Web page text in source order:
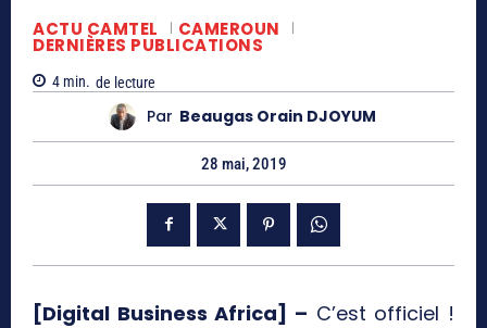
ACTU CAMTEL CAMEROUN
DERNIÈRES PUBLICATIONS
4 min. de lecture
Par Beaugas Orain DJOYUM
28 mai, 2019
[Digital Business Africa] – C’est officiel !